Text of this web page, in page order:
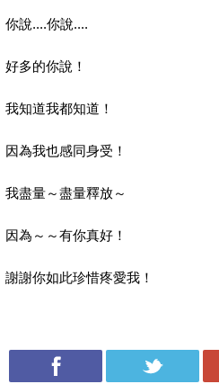
你說....你說....
好多的你說！
我知道我都知道！
因為我也感同身受！
我盡量～盡量釋放～
因為～～有你真好！
謝謝你如此珍惜疼愛我！